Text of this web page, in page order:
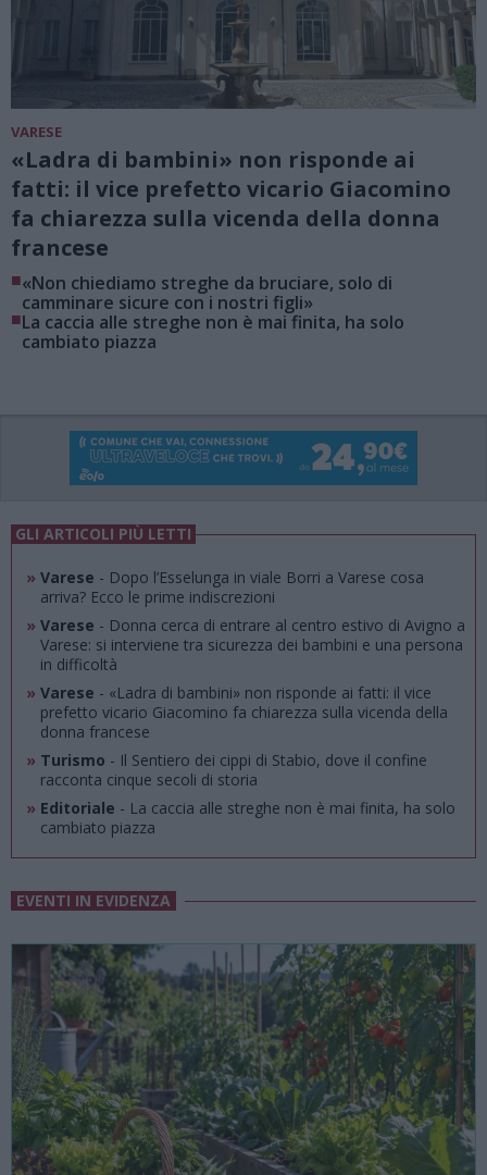
VARESE
«Ladra di bambini» non risponde ai
fatti: il vice prefetto vicario Giacomino
fa chiarezza sulla vicenda della donna
francese
■«Non chiediamo streghe da bruciare, solo di
camminare sicure con i nostri figli»
■La caccia alle streghe non è mai finita, ha solo
cambiato piazza
GLI ARTICOLI PIÙ LETTI
» Varese - Dopo l’Esselunga in viale Borri a Varese cosa
arriva? Ecco le prime indiscrezioni
» Varese - Donna cerca di entrare al centro estivo di Avigno a
Varese: si interviene tra sicurezza dei bambini e una persona
in difficoltà
» Varese - «Ladra di bambini» non risponde ai fatti: il vice
prefetto vicario Giacomino fa chiarezza sulla vicenda della
donna francese
» Turismo - Il Sentiero dei cippi di Stabio, dove il confine
racconta cinque secoli di storia
» Editoriale - La caccia alle streghe non è mai finita, ha solo
cambiato piazza
EVENTI IN EVIDENZA